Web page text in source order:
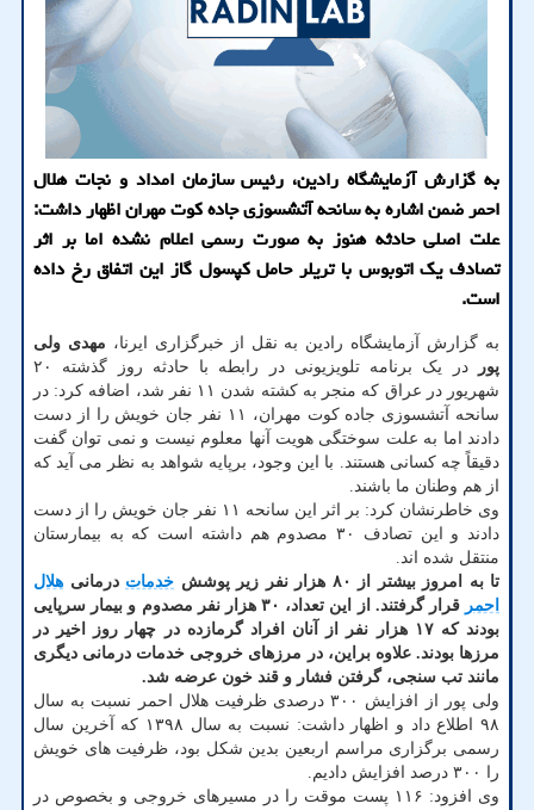
به گزارش آزمایشگاه رادین، رئیس سازمان امداد و نجات هلال
احمر ضمن اشاره به سانحه آتشسوزی جاده کوت مهران اظهار داشت:
علت اصلی حادثه هنوز به صورت رسمی اعلام نشده اما بر اثر
تصادف یک اتوبوس با تریلر حامل کپسول گاز این اتفاق رخ داده
است.
به گزارش آزمایشگاه رادین به نقل از خبرگزاری ایرنا، مهدی ولی
پور
در یک برنامه تلویزیونی در رابطه با حادثه روز گذشته ۲۰
شهریور در عراق که منجر به کشته شدن ۱۱ نفر شد، اضافه کرد: در
سانحه آتشسوزی جاده کوت مهران، ۱۱ نفر جان خویش را از دست
دادند اما به علت سوختگی هویت آنها معلوم نیست و نمی توان گفت
دقیقاً چه کسانی هستند. با این وجود، برپایه شواهد به نظر می آید که
از هم وطنان ما باشند.
وی خاطرنشان کرد: بر اثر این سانحه ۱۱ نفر جان خویش را از دست
دادند و این تصادف ۳۰ مصدوم هم داشته است که به بیمارستان
منتقل شده اند.
تا به امروز بیشتر از ۸۰ هزار نفر زیر پوشش
خدمات درمانی هلال
احمر
قرار گرفتند. از این تعداد، ۳۰ هزار نفر مصدوم و بیمار سرپایی
بودند که ۱۷ هزار نفر از آنان افراد گرمازده در چهار روز اخیر در
مرزها بودند. علاوه براین، در مرزهای خروجی خدمات درمانی دیگری
مانند تب سنجی، گرفتن فشار و قند خون عرضه شد.
ولی پور از افزایش ۳۰۰ درصدی ظرفیت هلال احمر نسبت به سال
۹۸ اطلاع داد و اظهار داشت: نسبت به سال ۱۳۹۸ که آخرین سال
رسمی برگزاری مراسم اربعین بدین شکل بود، ظرفیت های خویش
را ۳۰۰ درصد افزایش دادیم.
وی افزود: ۱۱۶ پست موقت را در مسیرهای خروجی و بخصوص در